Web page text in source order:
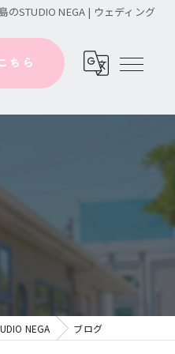
のSTUDIO NEGA | ウェディング
ちら
NEGA ブログ